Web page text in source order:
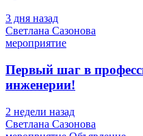
3 дня назад
Светлана Сазонова
мероприятие
Первый шаг в
инженерии!
2 недели назад
Светлана Сазонова